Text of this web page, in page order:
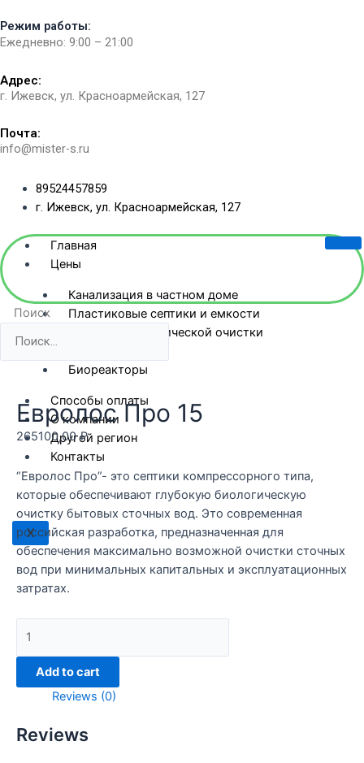
к
содержимому
Режим работы:
Ежедневно: 9:00 – 21:00
Адрес:
г. Ижевск, ул. Красноармейская, 127​
Почта:
info@mister-s.ru
89524457859
г. Ижевск, ул. Красноармейская, 127
Главная
Цены
Канализация в частном доме
Пластиковые септики и емкости
Станции биологической очистки
Биореакторы
Способы оплаты
О компании
Другой регион
Контакты
X
Поиск
Евролос Про 15
265100,00₽
“Евролос Про”- это септики компрессорного типа,
которые обеспечивают глубокую биологическую
очистку бытовых сточных вод. Это современная
российская разработка, предназначенная для
обеспечения максимально возможной очистки сточных
вод при минимальных капитальных и эксплуатационных
затратах.
Про
quantity
Add to cart
Reviews (0)
Reviews